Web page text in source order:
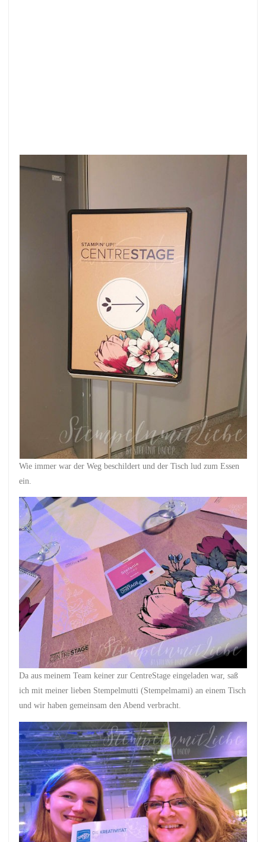
Wie immer war der Weg beschildert und der Tisch lud zum Essen
ein.
Da aus meinem Team keiner zur CentreStage eingeladen war, saß
ich mit meiner lieben Stempelmutti (Stempelmami) an einem Tisch
und wir haben gemeinsam den Abend verbracht.